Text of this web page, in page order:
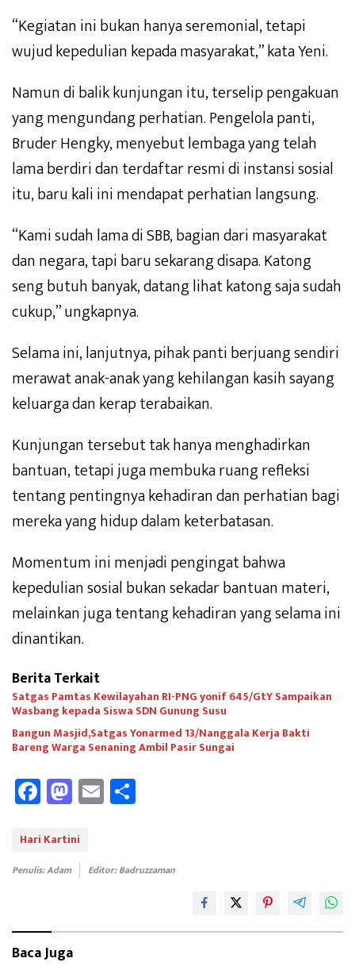
“Kegiatan ini bukan hanya seremonial, tetapi
wujud kepedulian kepada masyarakat,” kata Yeni.
Namun di balik kunjungan itu, terselip pengakuan
yang mengundang perhatian. Pengelola panti,
Bruder Hengky, menyebut lembaga yang telah
lama berdiri dan terdaftar resmi di instansi sosial
itu, baru kali ini mendapat perhatian langsung.
“Kami sudah lama di SBB, bagian dari masyarakat
dan negara, tapi baru sekarang disapa. Katong
seng butuh banyak, datang lihat katong saja sudah
cukup,” ungkapnya.
Selama ini, lanjutnya, pihak panti berjuang sendiri
merawat anak-anak yang kehilangan kasih sayang
keluarga dan kerap terabaikan.
Kunjungan tersebut tak hanya menghadirkan
bantuan, tetapi juga membuka ruang refleksi
tentang pentingnya kehadiran dan perhatian bagi
mereka yang hidup dalam keterbatasan.
Momentum ini menjadi pengingat bahwa
kepedulian sosial bukan sekadar bantuan materi,
melainkan juga tentang kehadiran yang selama ini
dinantikan.
Berita Terkait
Satgas Pamtas Kewilayahan RI-PNG yonif 645/GtY Sampaikan
Wasbang kepada Siswa SDN Gunung Susu
Bangun Masjid,Satgas Yonarmed 13/Nanggala Kerja Bakti
Bareng Warga Senaning Ambil Pasir Sungai
Fa
ce
b
oo
M
as
to
d
o
E
m
Hari Kartini
Penulis: Adam Editor: Badruzzaman
Baca Juga